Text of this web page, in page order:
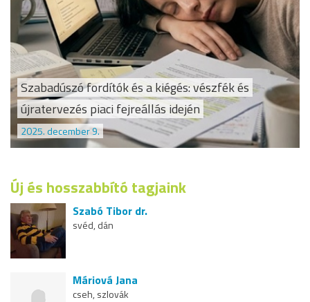
Szabadúszó fordítók és a kiégés: vészfék és
újratervezés piaci fejreállás idején
2025. december 9.
Új és hosszabbító tagjaink
Szabó Tibor dr.
svéd, dán
Máriová Jana
cseh, szlovák